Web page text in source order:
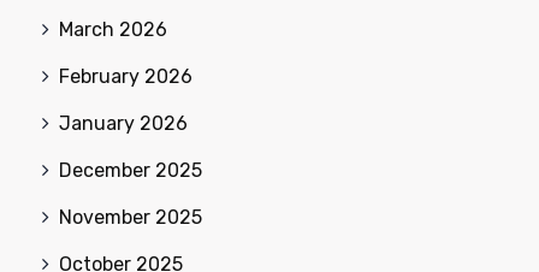
March 2026
February 2026
January 2026
December 2025
November 2025
October 2025